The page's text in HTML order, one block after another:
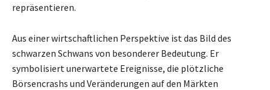
repräsentieren.
Aus einer wirtschaftlichen Perspektive ist das Bild des
schwarzen Schwans von besonderer Bedeutung. Er
symbolisiert unerwartete Ereignisse, die plötzliche
Börsencrashs und Veränderungen auf den Märkten